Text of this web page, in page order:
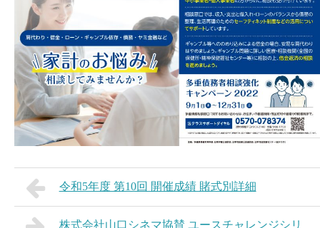
令和5年度 第10回 開催成績 賭式別詳細
株式会社山口シネマ協賛 ユースチャレンジシリ